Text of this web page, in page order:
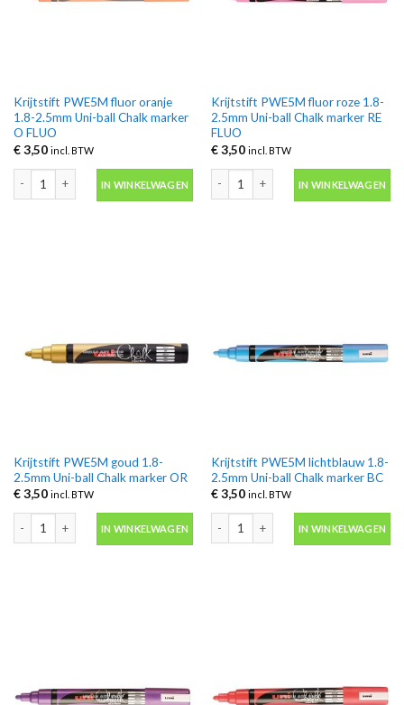
Krijtstift PWE5M fluor oranje
1.8-2.5mm Uni-ball Chalk marker
O FLUO
€3,50 incl. BTW
IN WINKELWAGEN
Krijtstift PWE5M fluor roze 1.8-
2.5mm Uni-ball Chalk marker RE
FLUO
€3,50 incl. BTW
IN WINKELWAGEN
Krijtstift PWE5M goud 1.8-
2.5mm Uni-ball Chalk marker OR
€3,50 incl. BTW
Krijtstift PWE5M goud 1.8-2.5mm Uni-ball Chalk marker OR aantal
IN WINKELWAGEN
Krijtstift PWE5M lichtblauw 1.8-
2.5mm Uni-ball Chalk marker BC
€3,50 incl. BTW
Krijtstift PWE5M lichtblauw 1.8-
IN WINKELWAGEN